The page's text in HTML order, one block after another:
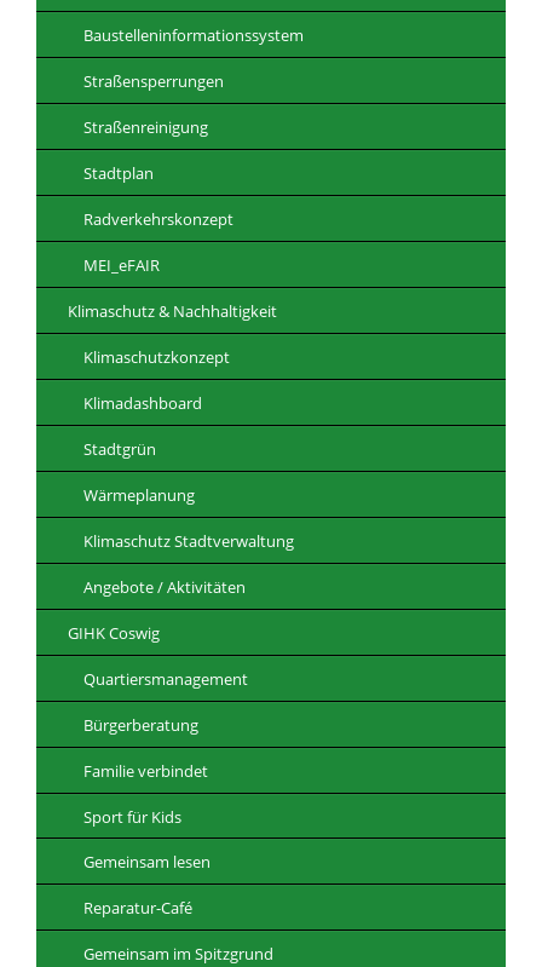
Baustelleninformationssystem
Straßensperrungen
Straßenreinigung
Stadtplan
Radverkehrskonzept
MEI_eFAIR
Klimaschutz & Nachhaltigkeit
Klimaschutzkonzept
Klimadashboard
Stadtgrün
Wärmeplanung
Klimaschutz Stadtverwaltung
Angebote / Aktivitäten
GIHK Coswig
Quartiersmanagement
Bürgerberatung
Familie verbindet
Sport für Kids
Gemeinsam lesen
Reparatur-Café
Gemeinsam im Spitzgrund